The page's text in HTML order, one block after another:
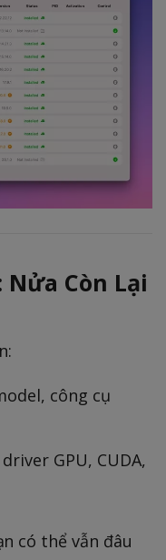
Còn Lại
công cụ
GPU, CUDA,
có thể vẫn đâu